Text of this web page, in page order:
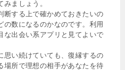
ましょう。
断する上で確かめておきたいの
の数になるのかなのです。利用
な出会い系アプリと見てよいで
思い続けていても、復縁するの
場所で理想の相手があなたを待